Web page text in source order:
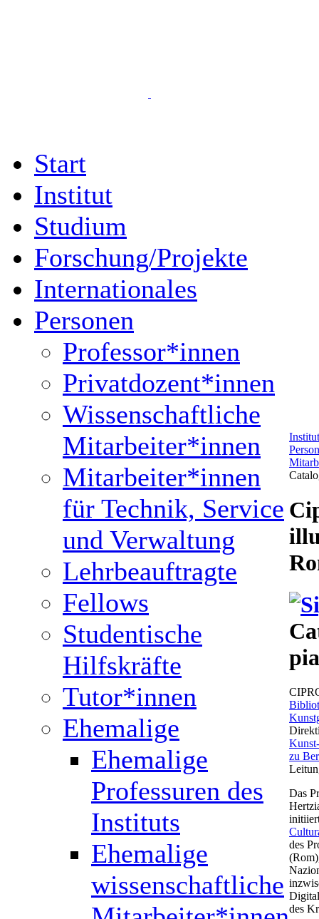
Start
Institut
Studium
Forschung/Projekte
Internationales
Personen
Professor*innen
Privatdozent*innen
Wissenschaftliche
Mitarbeiter*innen
Mitarbeiter*innen
für Technik, Service
und Verwaltung
Lehrbeauftragte
Fellows
Studentische
Hilfskräfte
Tutor*innen
Ehemalige
Ehemalige
Professuren des
Instituts
Ehemalige
wissenschaftliche
zu
Das
des
des